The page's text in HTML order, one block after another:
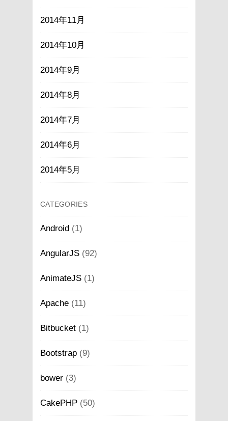
2014年11月
2014年10月
2014年9月
2014年8月
2014年7月
2014年6月
2014年5月
CATEGORIES
Android (1)
AngularJS (92)
AnimateJS (1)
Apache (11)
Bitbucket (1)
Bootstrap (9)
bower (3)
CakePHP (50)